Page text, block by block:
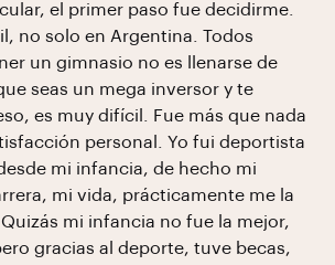
el primer paso fue decidirme.
no solo en Argentina. Todos
un gimnasio no es llenarse de
seas un mega inversor y te
es muy difícil. Fue más que nada
personal. Yo fui deportista
mi infancia, de hecho mi
mi vida, prácticamente me la
mi infancia no fue la mejor,
gracias al deporte, tuve becas,